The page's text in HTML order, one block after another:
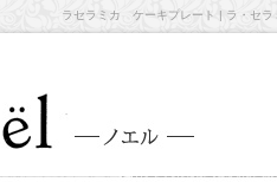
ラセラミカ ケーキプレート | ラ・セラ